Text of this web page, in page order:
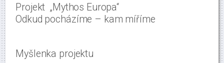
Projekt „Mythos Europa“
Odkud pocházíme – kam míříme
Myšlenka projektu